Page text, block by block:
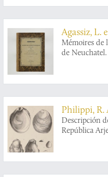
Agassiz, L.
Mémoires de
de
Philippi, R.
Descripción
República